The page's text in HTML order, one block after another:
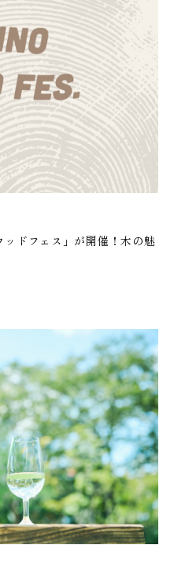
ドフェス」が開催！木の魅